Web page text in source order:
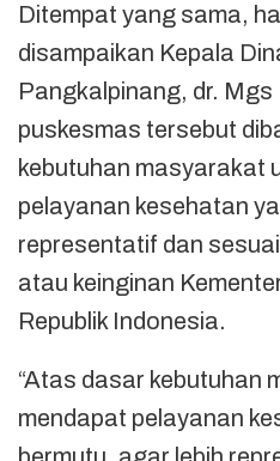
Ditempat yang sama,
disampaikan Kepala
Pangkalpinang, dr.
puskesmas tersebut
kebutuhan masyarakat
pelayanan kesehatan
representatif dan
atau keinginan
Republik Indonesia.
“Atas dasar kebutuhan
mendapat pelayanan